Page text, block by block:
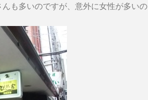
も多いのですが、意外に女性が多いの